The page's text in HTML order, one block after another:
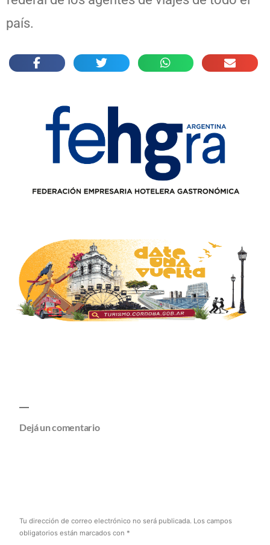
país.
Dejá un comentario
Tu dirección de correo electrónico no será publicada. Los campos
obligatorios están marcados con *